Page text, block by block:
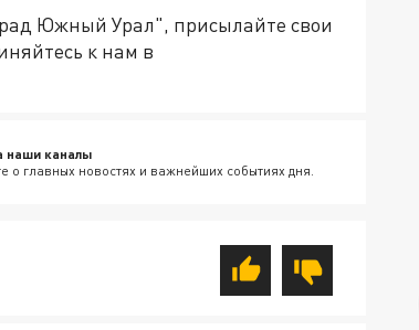
Южный Урал", присылайте свои
к нам в
наши каналы
о главных новостях и важнейших событиях дня.